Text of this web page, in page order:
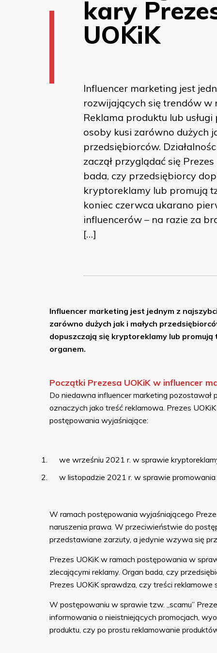
kary
UOKiK
Influencer marketing jest
rozwijających się trendów w
Reklama produktu lub usługi
osoby kusi zarówno dużych
przedsiębiorców.
zaczął przyglądać się
bada, czy przedsiębiorcy
kryptoreklamy lub promują
koniec czerwca ukarano
influencerów – na razie za
[…]
Influencer marketing jest jednym z
zarówno dużych jak i małych
dopuszczają się kryptoreklamy lub
organem.
Początki Prezesa UOKiK w influencer
Do niedawna influencer marketing
oznaczych jako treść reklamowa. Prezes
postępowania wyjaśniające:
we wrześniu 2021 r. w sprawie
w listopadzie 2021 r. w sprawie promowania
W ramach postępowania wyjaśniającego
naruszenia prawa. W przeciwieństwie do
przedstawiane zarzuty, a jedynie wzywa się
Prezes UOKiK w ramach postępowania w
zlecającymi reklamy. Organ bada, czy
Prezes UOKiK sprawdza, czy treści
W postępowaniu w sprawie tzw. „scamu”
informowania o nieistniejących promocjach,
produktu, czy po prostu reklamowanie